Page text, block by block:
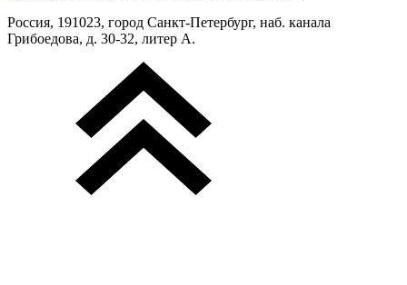
Россия, 191023, город Санкт-Петербург, наб. канала
Грибоедова, д. 30-32, литер А.